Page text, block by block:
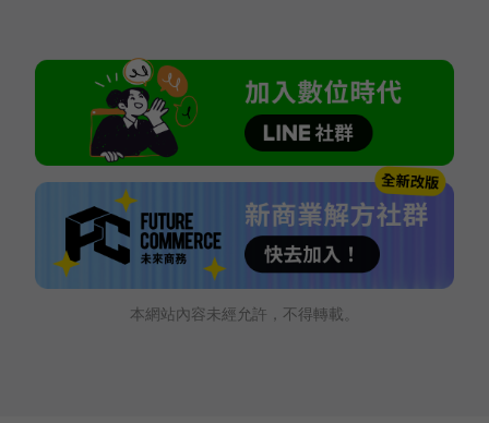
本網站內容未經允許，不得轉載。